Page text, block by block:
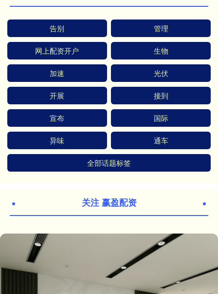
告别 管理
网上配资开户 生物
加速 光伏
开展 接到
宣布 国际
异味 通车
全部话题标签
关注 赢盈配资